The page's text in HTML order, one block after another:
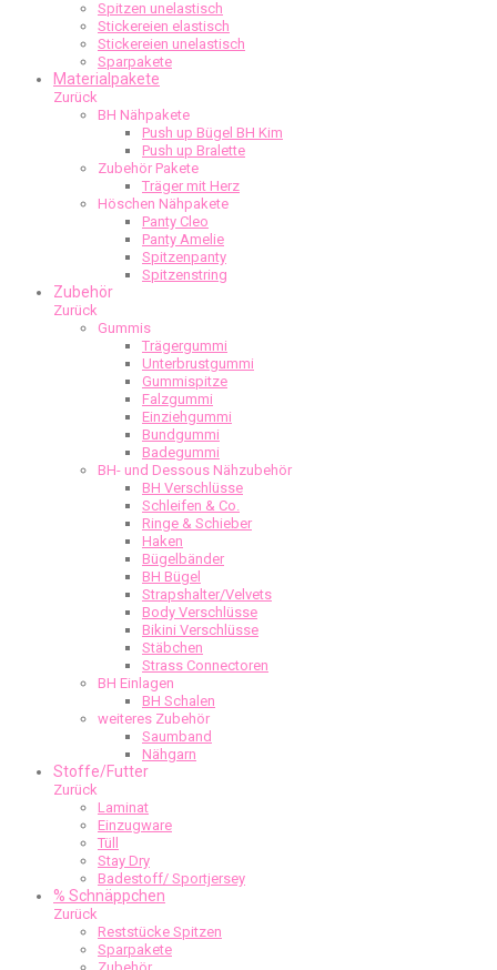
Spitzen unelastisch
Stickereien elastisch
Stickereien unelastisch
Sparpakete
Materialpakete
Zurück
BH Nähpakete
Push up Bügel BH Kim
Push up Bralette
Zubehör Pakete
Träger mit Herz
Höschen Nähpakete
Panty Cleo
Panty Amelie
Spitzenpanty
Spitzenstring
Zubehör
Zurück
Gummis
Trägergummi
Unterbrustgummi
Gummispitze
Falzgummi
Einziehgummi
Bundgummi
Badegummi
BH- und Dessous Nähzubehör
BH Verschlüsse
Schleifen & Co.
Ringe & Schieber
Haken
Bügelbänder
BH Bügel
Strapshalter/Velvets
Body Verschlüsse
Bikini Verschlüsse
Stäbchen
Strass Connectoren
BH Einlagen
BH Schalen
weiteres Zubehör
Saumband
Nähgarn
Stoffe/Futter
Zurück
Laminat
Einzugware
Tüll
Stay Dry
Badestoff/ Sportjersey
% Schnäppchen
Zurück
Reststücke Spitzen
Sparpakete